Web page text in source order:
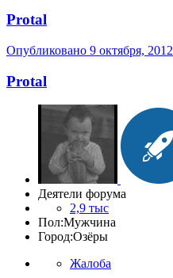
Protal
Опубликовано 9 октября, 2012
Protal
Деятели форума
2,9 тыс
Пол:Мужчина
Город:Озёры
Жалоба